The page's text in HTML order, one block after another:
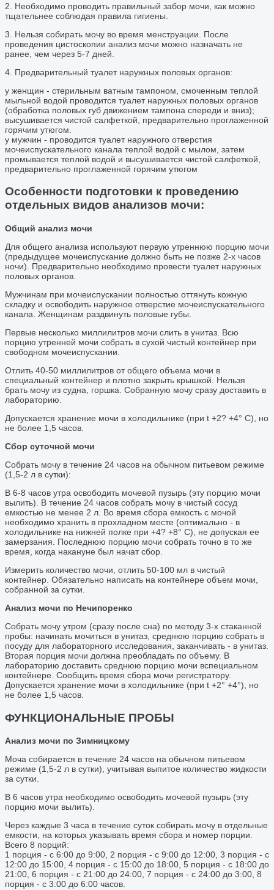
2. Необходимо проводить правильный забор мочи, как можно
тщательнее соблюдая правила гигиены.
3. Нельзя собирать мочу во время менструации. После
проведения цистоскопии анализ мочи можно назначать не
ранее, чем через 5-7 дней.
4. Предварительный туалет наружных половых органов:
у женщин - стерильным ватным тампоном, смоченным теплой
мыльной водой проводится туалет наружных половых органов
(обработка половых губ движением тампона спереди и вниз);
высушивается чистой салфеткой, предварительно проглаженной
горячим утюгом.
у мужчин - проводится туалет наружного отверстия
мочеиспускательного канала теплой водой с мылом, затем
промывается теплой водой и высушивается чистой салфеткой,
предварительно проглаженной горячим утюгом
Особенности подготовки к проведению
отдельных видов анализов мочи:
Общий анализ мочи
Для общего анализа используют первую утреннюю порцию мочи
(предыдущее мочеиспускание должно быть не позже 2-х часов
ночи). Предварительно необходимо провести туалет наружных
половых органов.
Мужчинам при мочеиспускании полностью оттянуть кожную
складку и освободить наружное отверстие мочеиспускательного
канала. Женщинам раздвинуть половые губы.
Первые несколько миллилитров мочи слить в унитаз. Всю
порцию утренней мочи собрать в сухой чистый контейнер при
свободном мочеиспускании.
Отлить 40-50 миллилитров от общего объема мочи в
специальный контейнер и плотно закрыть крышкой. Нельзя
брать мочу из судна, горшка. Собранную мочу сразу доставить в
лабораторию.
Допускается хранение мочи в холодильнике (при t +2? +4° С), но
не более 1,5 часов.
Сбор суточной мочи
Собрать мочу в течение 24 часов на обычном питьевом режиме
(1,5-2 л в сутки):
В 6-8 часов утра освободить мочевой пузырь (эту порцию мочи
вылить). В течение 24 часов собрать мочу в чистый сосуд
емкостью не менее 2 л. Во время сбора емкость с мочой
необходимо хранить в прохладном месте (оптимально - в
холодильнике на нижней полке при +4? +8° С), не допуская ее
замерзания. Последнюю порцию мочи собрать точно в то же
время, когда накануне был начат сбор.
Измерить количество мочи, отлить 50-100 мл в чистый
контейнер. Обязательно написать на контейнере объем мочи,
собранной за сутки.
Анализ мочи по Нечипоренко
Собрать мочу утром (сразу после сна) по методу 3-х стаканной
пробы: начинать мочиться в унитаз, среднюю порцию собрать в
посуду для лабораторного исследования, заканчивать - в унитаз.
Вторая порция мочи должна преобладать по объему. В
лабораторию доставить среднюю порцию мочи вспециальном
контейнере. Сообщить время сбора мочи регистратору.
Допускается хранение мочи в холодильнике (при t +2° +4°), но
не более 1,5 часов.
ФУНКЦИОНАЛЬНЫЕ ПРОБЫ
Анализ мочи по Зимницкому
Моча собирается в течение 24 часов на обычном питьевом
режиме (1,5-2 л в сутки), учитывая выпитое количество жидкости
за сутки.
В 6 часов утра необходимо освободить мочевой пузырь (эту
порцию мочи вылить).
Через каждые 3 часа в течение суток собирать мочу в отдельные
емкости, на которых указывать время сбора и номер порции.
Всего 8 порций:
1 порция - с 6:00 до 9:00, 2 порция - с 9:00 до 12:00, 3 порция - с
12:00 до 15:00, 4 порция - с 15:00 до 18:00, 5 порция - с 18:00 до
21:00, 6 порция - с 21:00 до 24:00, 7 порция - с 24:00 до 3:00, 8
порция - с 3:00 до 6:00 часов.